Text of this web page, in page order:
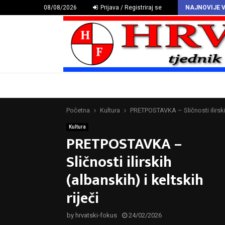
08/08/2026 Prijava / Registriraj se NAJNOVIJE
HAZU proglasio Deklaraciju o hrvatskomu povijesnom grbu
Početna Kultura PRETPOSTAVKA – Sličnosti
Kultura
PRETPOSTAVKA –
Sličnosti ilirskih
(albanskih) i keltskih
riječi
by hrvatski-fokus 24/02/2026